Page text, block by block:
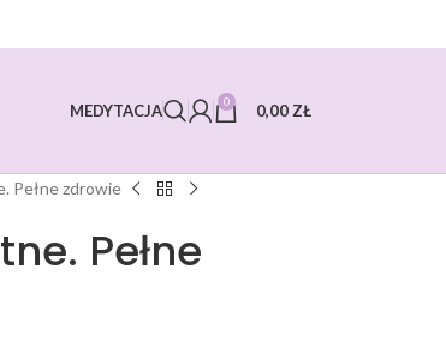
MEDYTACJA 0 0,00 ZŁ
Pełne zdrowie
Pełne